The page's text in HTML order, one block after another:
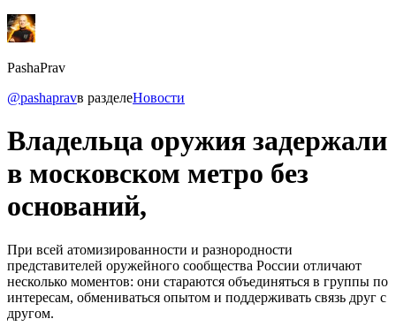
PashaPrav
@pashapravв разделеНовости
Владельца оружия задержали
в московском метро без
оснований,
При всей атомизированности и разнородности
представителей оружейного сообщества России отличают
несколько моментов: они стараются объединяться в группы по
интересам, обмениваться опытом и поддерживать связь друг с
другом.